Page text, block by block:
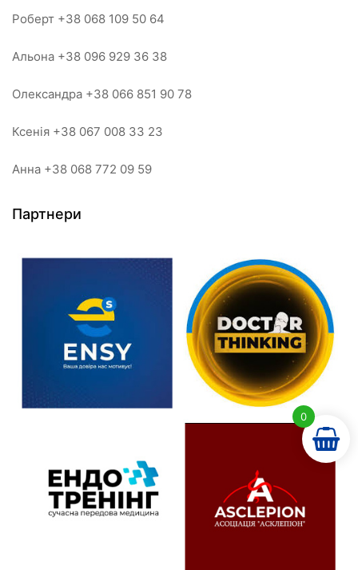
Роберт +38 068 109 50 64
Альона +38 096 929 36 38
Олександра +38 066 851 90 78
Ксенія +38 067 008 33 23
Анна +38 068 772 09 59
Партнери
0